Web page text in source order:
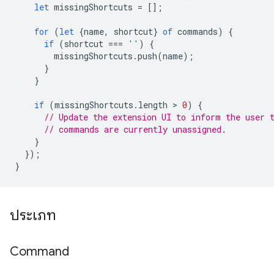
let missingShortcuts = [];
for (let {name, shortcut} of commands)
{
if (shortcut === '' )
{
missingShortcuts .push(name);
}
}
if (missingShortcuts . length > 0)
{
// Update the extension UI to inform the user
// commands are currently unassigned.
}
});
}
ประเภท
Command